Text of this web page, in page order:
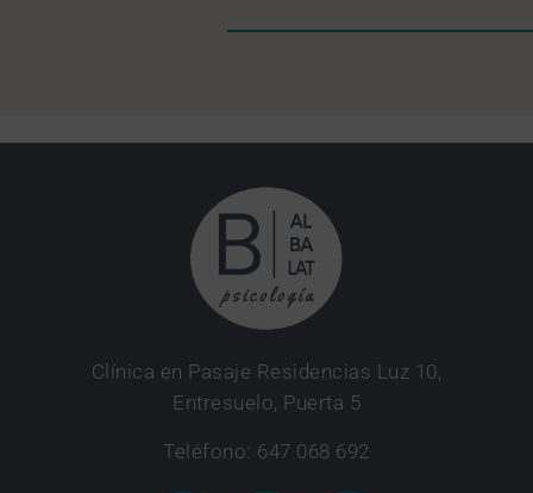
Clínica en Pasaje Residencias Luz 10,
Entresuelo, Puerta 5
Teléfono: 647 068 692